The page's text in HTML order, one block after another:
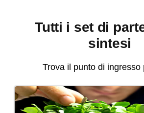
Tutti i set di
sintesi
Trova il punto di ingresso